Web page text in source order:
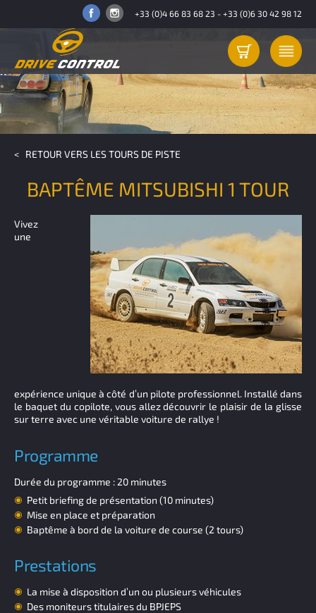
+33 (0)4 66 83 68 23 - +33 (0)6 30 42 98 12
< RETOUR VERS LES TOURS DE PISTE
BAPTÊME MITSUBISHI 1 TOUR
Vivez
une
expérience unique à côté d’un pilote professionnel. Installé dans
le baquet du copilote, vous allez découvrir le plaisir de la glisse
sur terre avec une véritable voiture de rallye !
Programme
Durée du programme : 20 minutes
Petit briefing de présentation (10 minutes)
Mise en place et préparation
Baptême à bord de la voiture de course (2 tours)
Prestations
La mise à disposition d’un ou plusieurs véhicules
Des moniteurs titulaires du BPJEPS